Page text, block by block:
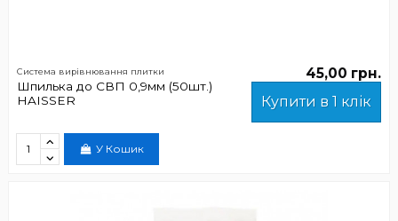
Система вирівнювання плитки
Шпилька до СВП 0,9мм (50шт.)
HAISSER
45,00 грн.
Купити в 1 клік
У Кошик